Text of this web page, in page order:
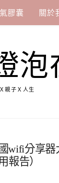
膠囊 關於
泡
親子Ｘ人生
wifi分享器
報告）